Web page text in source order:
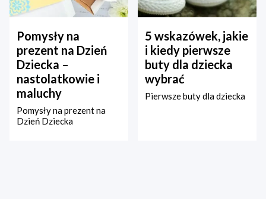
Pomysły na
prezent na Dzień
Dziecka –
nastolatkowie i
maluchy
Pomysły na prezent na
Dzień Dziecka
5 wskazówek, jakie
i kiedy pierwsze
buty dla dziecka
wybrać
Pierwsze buty dla dziecka